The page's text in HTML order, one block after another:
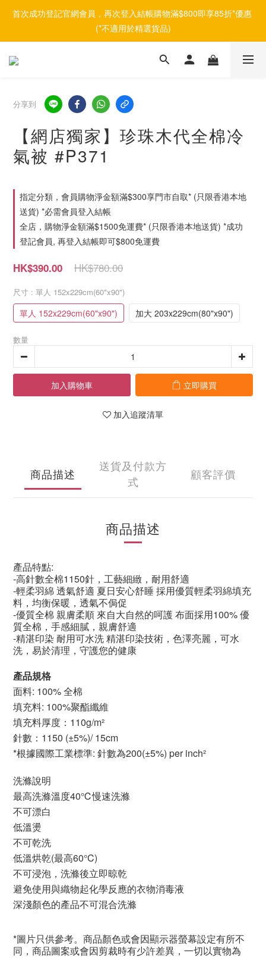
首次成功登記官網會員，再次登入結帳購物滿$800即享85折*優惠
(*不適用於精選貨品)
分享到
【網店獨家】珍珠木代全棉冷
氣被 #P371
指定分類，會員購物淨金額滿$300享門市自取* (只限香港本地
送貨) *必需會員登入結帳
全店，購物淨金額滿$1500免運費* (只限香港本地送貨) *成功
登記會員, 再登入結帳即可$800免運費
HK$780.00
HK$390.00
尺寸 : 單人 152x229cm(60"x90")
單人 152x229cm(60"x90") 加大 203x229cm(80"x90")
數量
加入購物車 立即購買
加入追蹤清單
商品描述
送貨及付款方
式
顧客評價
商品描述
產品特點:
-高針數全棉1150針，工藝細緻，耐用舒適
-輕柔羽綿透氣舒適 夏日安心舒睡採用優質輕柔羽綿填充
料，均衡保暖，透氣不侷促
-優質全棉 親膚柔順 來自大自然的呵護布面採用100%優
質全棉，手感細膩，親膚舒適
-精湛印染 耐用可水洗精湛印染技術，色澤亮麗，可水
洗，易於清理，守護您的健康
產品規格
面料: 100% 全棉
填充料: 100%聚酯纖維
填充料厚度：110g/m²
針數：1150 (±5%)/ 15cm
*根據國際工業標準: 針數為200(±5%) per inch²
洗滌說明
最高洗滌溫度40℃慢速洗滌
不可漂白
低溫燙
不可乾洗
低溫烘乾(最高60°C)
不可浸泡，洗滌後立即晾乾
避免使用與織物起化學反應的衣物消毒液
深淺顏色的產品不可混合洗滌
*圖片只供參考。商品顏色或會因顯示器螢幕設定有所不
同，商品圖案或會因剪裁時有少許差異，一切以實物為